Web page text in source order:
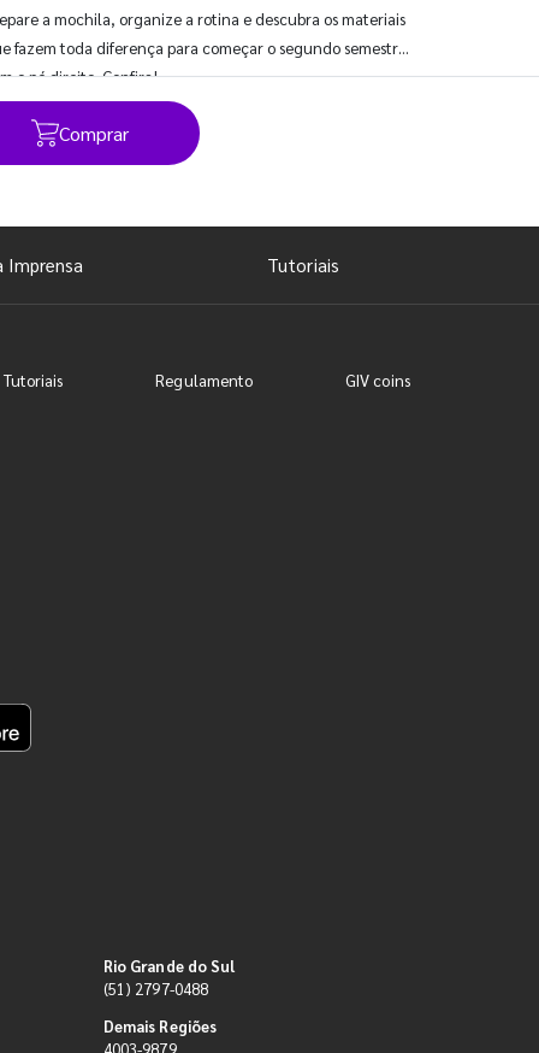
a mochila, organize a rotina e descubra os materiais
fazem toda diferença para começar o segundo semestre
o pé direito. Confira!
Comprar
Imprensa Tutoriais
Tutoriais Regulamento GIV coins
Rio Grande do Sul
(51) 2797-0488
Demais Regiões
4003-9879